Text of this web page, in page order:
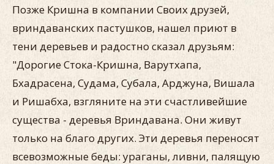
Позже Кришна в компании Своих друзей,
вриндаванских пастушков, нашел приют в
тени деревьев и радостно сказал друзьям:
"Дорогие Стока-Кришна, Варутхапа,
Бхадрасена, Судама, Субала, Арджуна, Вишала
и Ришабха, взгляните на эти счастливейшие
существа - деревья Вриндавана. Они живут
только на благо других. Эти деревья переносят
всевозможные беды: ураганы, ливни, палящую